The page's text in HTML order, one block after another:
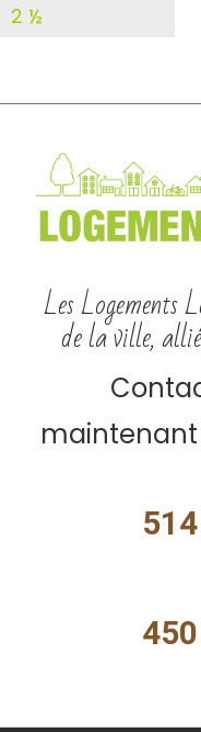
2 ½
Les Logements
de la ville,
maintenant